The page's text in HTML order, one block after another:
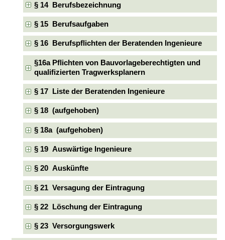
§ 14 Berufsbezeichnung
§ 15 Berufsaufgaben
§ 16 Berufspflichten der Beratenden Ingenieure
§16a Pflichten von Bauvorlageberechtigten und
qualifizierten Tragwerksplanern
§ 17 Liste der Beratenden Ingenieure
§ 18 (aufgehoben)
§ 18a (aufgehoben)
§ 19 Auswärtige Ingenieure
§ 20 Auskünfte
§ 21 Versagung der Eintragung
§ 22 Löschung der Eintragung
§ 23 Versorgungswerk